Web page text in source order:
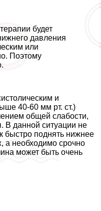
будет
давления
или
Поэтому
и
40-60 мм рт. ст.)
общей слабости,
В данной ситуации не
быстро поднять нижнее
а необходимо срочно
может быть очень